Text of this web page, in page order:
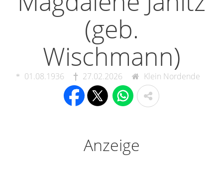
(geb.
Wischmann)
01.08.1936 27.02.2026 Klein Nordende
Anzeige